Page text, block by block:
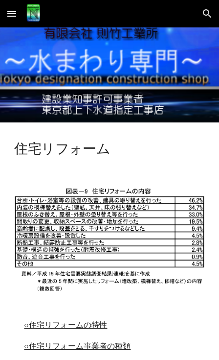
Skip to main content Skip to navigation
住宅リフォーム
○住宅リフォームの特性
○住宅リフォーム事業者の種類